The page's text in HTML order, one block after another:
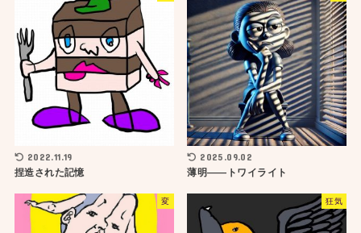
2022.11.19
捏造された記憶
2025.09.02
薄明——トワイライト
変 狂気